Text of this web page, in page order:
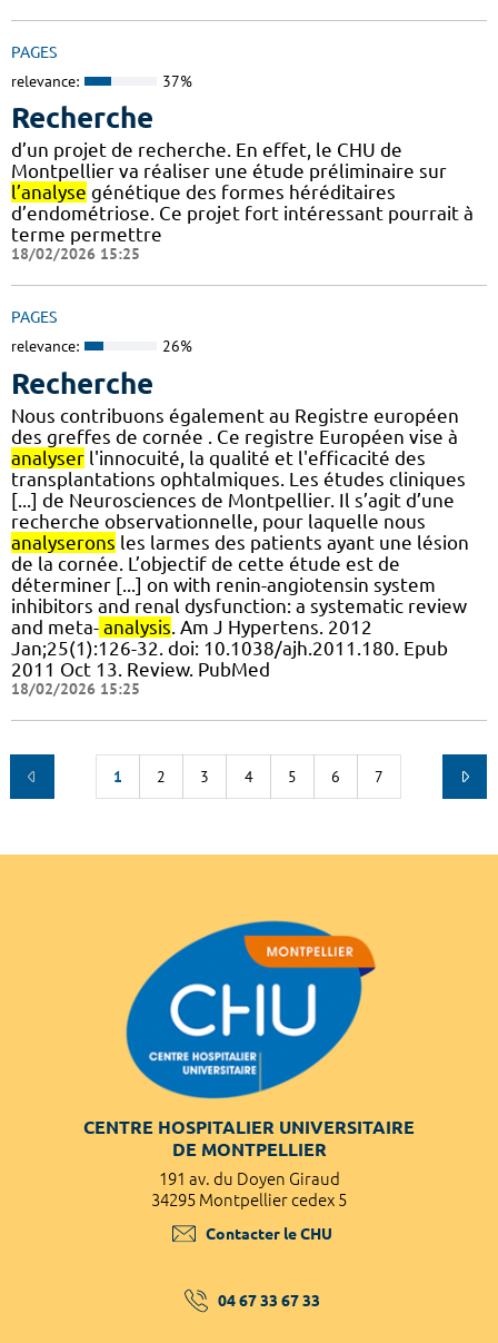
PAGES
relevance: 37%
Recherche
d’un projet de recherche. En effet, le CHU de
Montpellier va réaliser une étude préliminaire sur
l’analyse génétique des formes héréditaires
d’endométriose. Ce projet fort intéressant pourrait à
terme permettre
18/02/2026 15:25
PAGES
relevance: 26%
Recherche
Nous contribuons également au Registre européen
des greffes de cornée . Ce registre Européen vise à
analyser l'innocuité, la qualité et l'efficacité des
transplantations ophtalmiques. Les études cliniques
[...] de Neurosciences de Montpellier. Il s’agit d’une
recherche observationnelle, pour laquelle nous
analyserons les larmes des patients ayant une lésion
de la cornée. L’objectif de cette étude est de
déterminer [...] on with renin-angiotensin system
inhibitors and renal dysfunction: a systematic review
and meta- analysis . Am J Hypertens. 2012
Jan;25(1):126-32. doi: 10.1038/ajh.2011.180. Epub
2011 Oct 13. Review. PubMed
18/02/2026 15:25
1 2 3 4 5 6 7
CENTRE HOSPITALIER UNIVERSITAIRE
DE MONTPELLIER
191 av. du Doyen Giraud
34295 Montpellier cedex 5
Contacter le CHU
04 67 33 67 33